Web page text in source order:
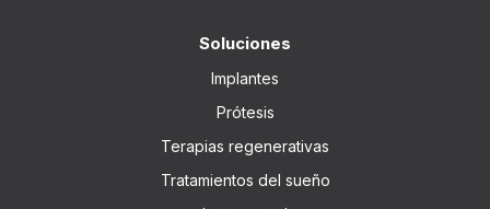
Soluciones
Implantes
Prótesis
Terapias regenerativas
Tratamientos del sueño